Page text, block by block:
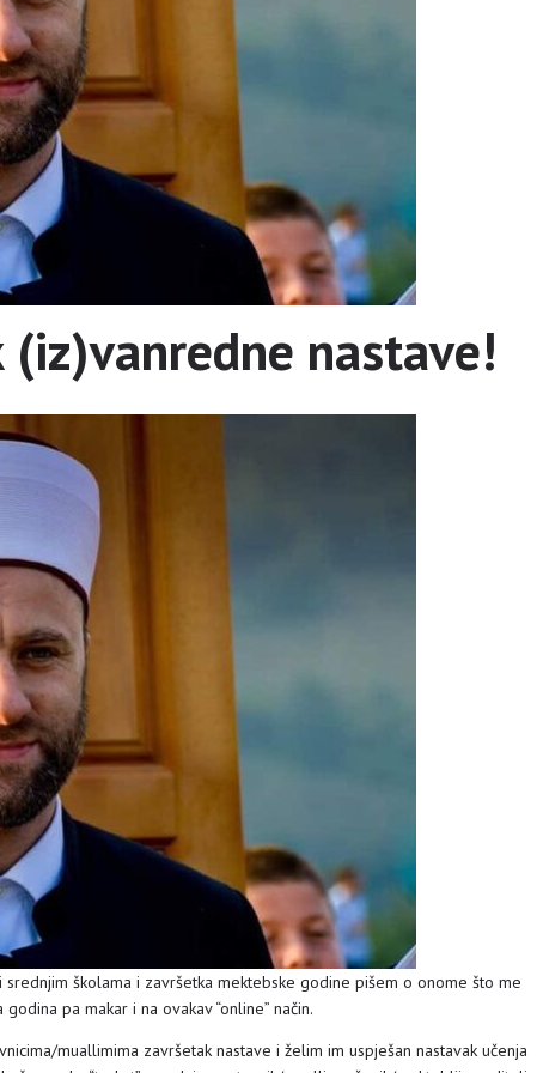
nastave!
školama i završetka mektebske godine pišem o onome što me
pa makar i na ovakav “online” način.
muallimima završetak nastave i želim im uspješan nastavak učenja